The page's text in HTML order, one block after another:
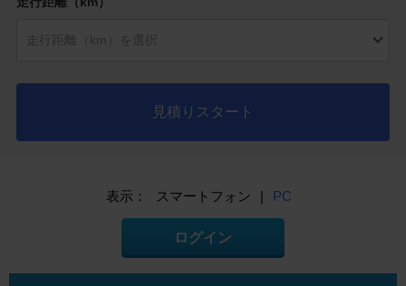
見積りスタート
表示： スマートフォン | PC
ログイン